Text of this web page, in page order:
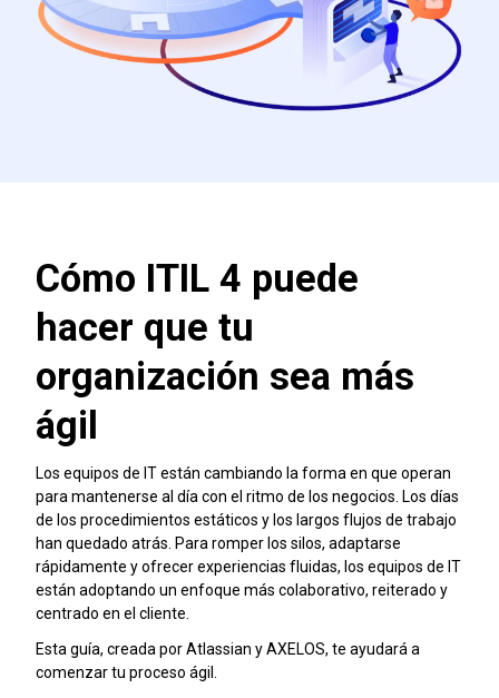
Cómo ITIL 4 puede
hacer que tu
organización sea más
ágil
Los equipos de IT están cambiando la forma en que operan
para mantenerse al día con el ritmo de los negocios. Los días
de los procedimientos estáticos y los largos flujos de trabajo
han quedado atrás. Para romper los silos, adaptarse
rápidamente y ofrecer experiencias fluidas, los equipos de IT
están adoptando un enfoque más colaborativo, reiterado y
centrado en el cliente.
Esta guía, creada por Atlassian y AXELOS, te ayudará a
comenzar tu proceso ágil.